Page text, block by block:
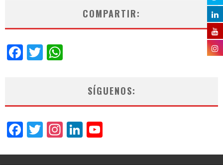
COMPARTIR:
Facebook
Twitter
SÍGUENOS:
Facebook
Twitter
Instagram
LinkedIn